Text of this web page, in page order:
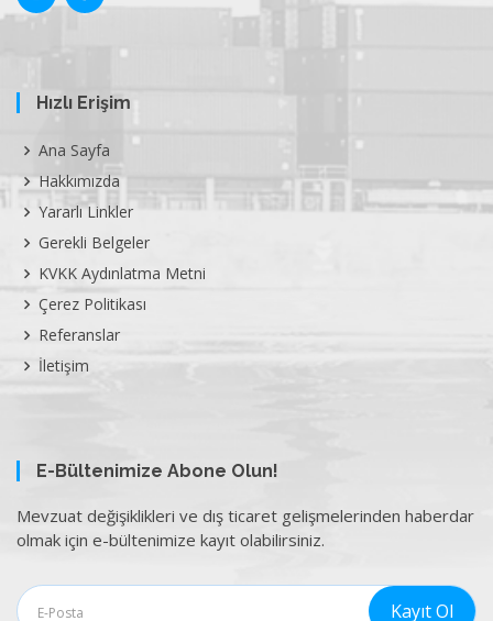
Hızlı Erişim
Ana Sayfa
Hakkımızda
Yararlı Linkler
Gerekli Belgeler
KVKK Aydınlatma Metni
Çerez Politikası
Referanslar
İletişim
E-Bültenimize Abone Olun!
Mevzuat değişiklikleri ve dış ticaret gelişmelerinden haberdar
olmak için e-bültenimize kayıt olabilirsiniz.